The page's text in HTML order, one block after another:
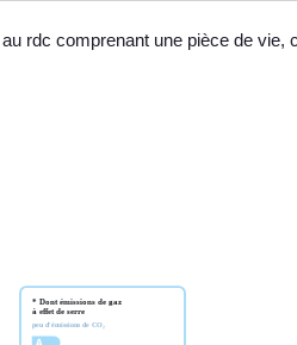
rdc comprenant une pièce de vie,